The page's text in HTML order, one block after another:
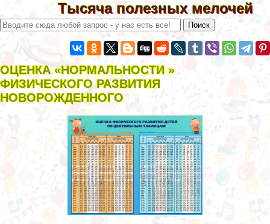
Тысяча полезных мелочей
ОЦЕНКА «НОРМАЛЬНОСТИ »
ФИЗИЧЕСКОГО РАЗВИТИЯ
НОВОРОЖДЕННОГО